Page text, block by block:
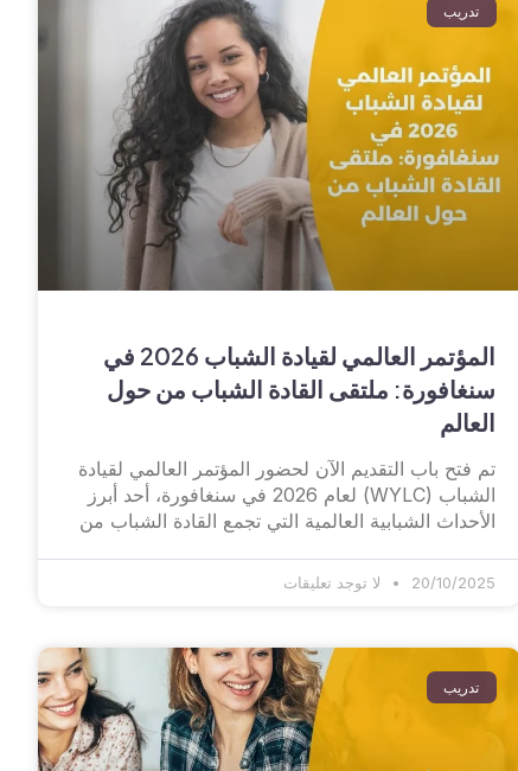
تدريب
المؤتمر العالمي لقيادة الشباب 2026 في
سنغافورة: ملتقى القادة الشباب من حول
العالم
تم فتح باب التقديم الآن لحضور المؤتمر العالمي لقيادة
الشباب (WYLC) لعام 2026 في سنغافورة، أحد أبرز
الأحداث الشبابية العالمية التي تجمع القادة الشباب من
20/10/2025 لا توجد تعليقات
تدريب